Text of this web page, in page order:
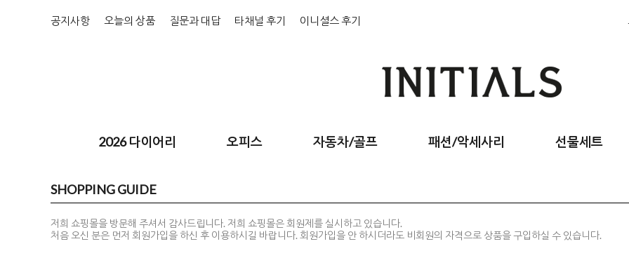
공지사항 오늘의 상품 질문과 대답 타채널 후기 이니셜스 후기
2026 다이어리 오피스 자동차/골프 패션/악세사리 선물세트
SHOPPING GUIDE
저희 쇼핑몰을 방문해 주셔서 감사드립니다. 저희 쇼핑몰은 회원제를 실시하고 있습니다.
처음 오신 분은 먼저 회원가입을 하신 후 이용하시길 바랍니다. 회원가입을 안 하시더라도 비회원의 자격으로 상품을 구입하실 수 있습니다.